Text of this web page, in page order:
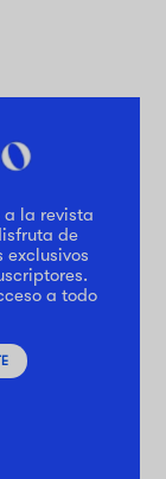
a la revista
de
exclusivos
a todo